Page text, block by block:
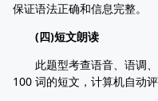
保证语法正确和信息完整。
(四)短文朗读
此题型考查语音、语调、
100 词的短文，计算机自动评